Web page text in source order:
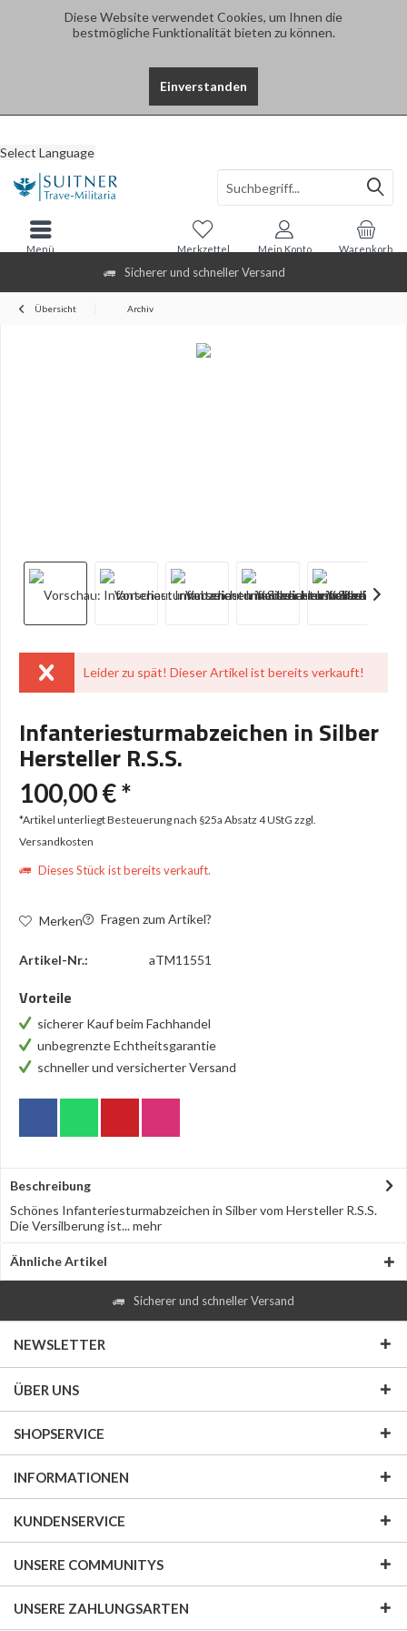
Diese Website verwendet Cookies, um Ihnen die
bestmögliche Funktionalität bieten zu können.
Einverstanden
Sicherer und schneller Versand
Select Language
Warenkorb
Merkzettel Mein Konto
Menü
Übersicht Archiv
Leider zu spät! Dieser Artikel ist bereits verkauft!
Infanteriesturmabzeichen in Silber
Hersteller R.S.S.
100,00 € *
*Artikel unterliegt Besteuerung nach §25a Absatz 4 UStG zzgl.
Versandkosten
Dieses Stück ist bereits verkauft.
Merken Fragen zum Artikel?
Artikel-Nr.: aTM11551
Vorteile
sicherer Kauf beim Fachhandel
unbegrenzte Echtheitsgarantie
schneller und versicherter Versand
Beschreibung
Schönes Infanteriesturmabzeichen in Silber vom Hersteller R.S.S.
Die Versilberung ist...mehr
Ähnliche Artikel
Sicherer und schneller Versand
NEWSLETTER
ÜBER UNS
SHOPSERVICE
INFORMATIONEN
KUNDENSERVICE
UNSERE COMMUNITYS
UNSERE ZAHLUNGSARTEN